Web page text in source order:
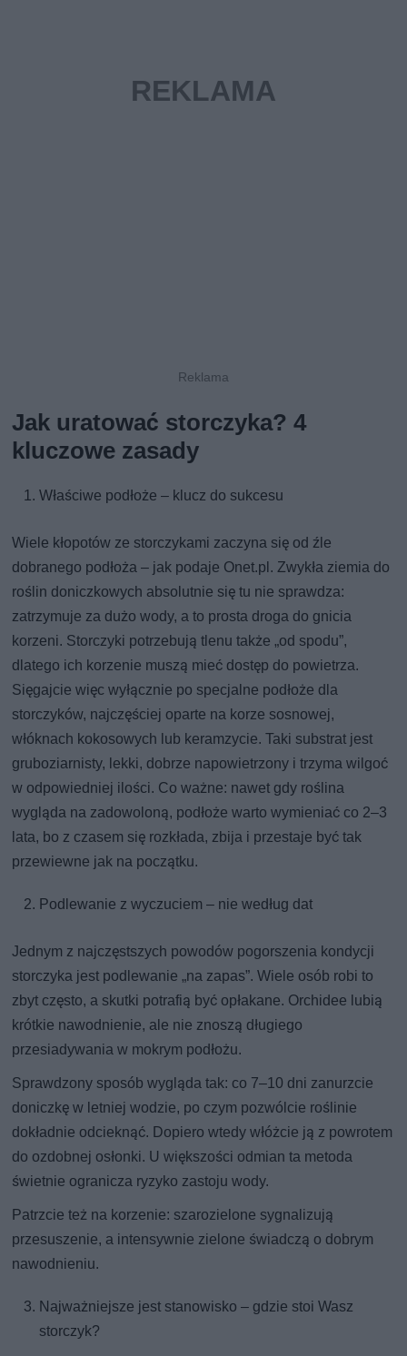
Jak uratować storczyka? 4
kluczowe zasady
Właściwe podłoże – klucz do sukcesu
Wiele kłopotów ze storczykami zaczyna się od źle
dobranego podłoża – jak podaje Onet.pl. Zwykła ziemia do
roślin doniczkowych absolutnie się tu nie sprawdza:
zatrzymuje za dużo wody, a to prosta droga do gnicia
korzeni. Storczyki potrzebują tlenu także „od spodu”,
dlatego ich korzenie muszą mieć dostęp do powietrza.
Sięgajcie więc wyłącznie po specjalne podłoże dla
storczyków, najczęściej oparte na korze sosnowej,
włóknach kokosowych lub keramzycie. Taki substrat jest
gruboziarnisty, lekki, dobrze napowietrzony i trzyma wilgoć
w odpowiedniej ilości. Co ważne: nawet gdy roślina
wygląda na zadowoloną, podłoże warto wymieniać co 2–3
lata, bo z czasem się rozkłada, zbija i przestaje być tak
przewiewne jak na początku.
Podlewanie z wyczuciem – nie według dat
Jednym z najczęstszych powodów pogorszenia kondycji
storczyka jest podlewanie „na zapas”. Wiele osób robi to
zbyt często, a skutki potrafią być opłakane. Orchidee lubią
krótkie nawodnienie, ale nie znoszą długiego
przesiadywania w mokrym podłożu.
Sprawdzony sposób wygląda tak: co 7–10 dni zanurzcie
doniczkę w letniej wodzie, po czym pozwólcie roślinie
dokładnie odcieknąć. Dopiero wtedy włóżcie ją z powrotem
do ozdobnej osłonki. U większości odmian ta metoda
świetnie ogranicza ryzyko zastoju wody.
Patrzcie też na korzenie: szarozielone sygnalizują
przesuszenie, a intensywnie zielone świadczą o dobrym
nawodnieniu.
Najważniejsze jest stanowisko – gdzie stoi Wasz
storczyk?